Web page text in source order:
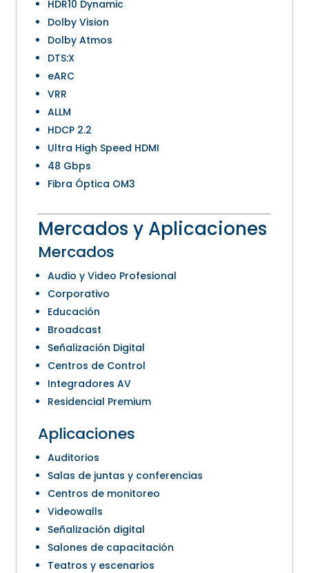
HDR10 Dynamic
Dolby Vision
Dolby Atmos
DTS:X
eARC
VRR
ALLM
HDCP 2.2
Ultra High Speed HDMI
48 Gbps
Fibra Óptica OM3
Mercados y Aplicaciones
Mercados
Audio y Video Profesional
Corporativo
Educación
Broadcast
Señalización Digital
Centros de Control
Integradores AV
Residencial Premium
Aplicaciones
Auditorios
Salas de juntas y conferencias
Centros de monitoreo
Videowalls
Señalización digital
Salones de capacitación
Teatros y escenarios